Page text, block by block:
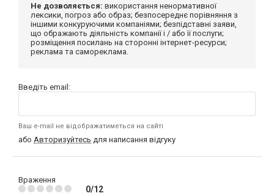
Не дозволяється: використання ненормативної
лексики, погроз або образ; безпосереднє порівняння з
іншими конкуруючими компаніями; безпідставні заяви,
що ображають діяльність компанії і / або її послуги;
розміщення посилань на сторонні інтернет-ресурси;
реклама та самореклама.
Введіть email:
Ваш e-mail не відображатиметься на сайті
або Авторизуйтесь для написання відгуку
Враження
0/12